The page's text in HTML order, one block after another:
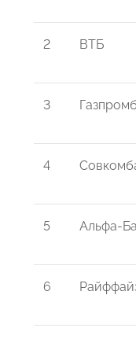
2 ВТБ
3
4
5 Альфа-
6